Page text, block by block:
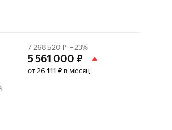
7 268 520₽ –23%
5 561 000 ₽
от 26 111 ₽ в месяц